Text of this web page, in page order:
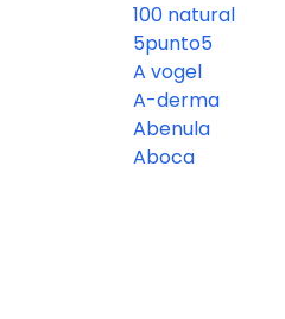
100 natural
5punto5
A vogel
A-derma
Abenula
Aboca